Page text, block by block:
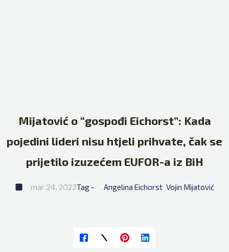
Mijatović o “gospođi Eichorst”: Kada
pojedini lideri nisu htjeli prihvate, čak se
prijetilo izuzećem EUFOR-a iz BiH
mar 24, 2022Tag - Angelina Eichorst Vojin Mijatović